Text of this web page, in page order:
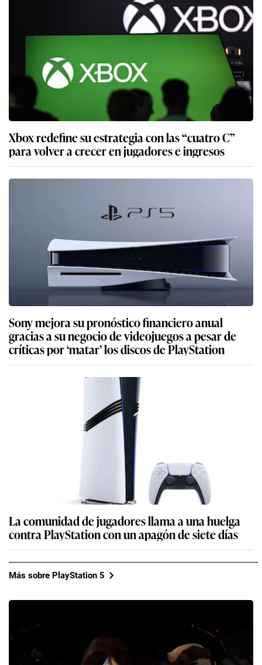
Xbox redefine su estrategia con las “cuatro C”
para volver a crecer en jugadores e ingresos
Sony mejora su pronóstico financiero anual
gracias a su negocio de videojuegos a pesar de
críticas por ‘matar’ los discos de PlayStation
La comunidad de jugadores llama a una huelga
contra PlayStation con un apagón de siete días
Más sobre PlayStation 5